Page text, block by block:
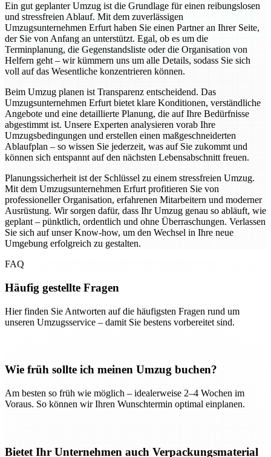
Ein gut geplanter Umzug ist die Grundlage für einen reibungslosen
und stressfreien Ablauf. Mit dem zuverlässigen
Umzugsunternehmen Erfurt haben Sie einen Partner an Ihrer Seite,
der Sie von Anfang an unterstützt. Egal, ob es um die
Terminplanung, die Gegenstandsliste oder die Organisation von
Helfern geht – wir kümmern uns um alle Details, sodass Sie sich
voll auf das Wesentliche konzentrieren können.
Beim Umzug planen ist Transparenz entscheidend. Das
Umzugsunternehmen Erfurt bietet klare Konditionen, verständliche
Angebote und eine detaillierte Planung, die auf Ihre Bedürfnisse
abgestimmt ist. Unsere Experten analysieren vorab Ihre
Umzugsbedingungen und erstellen einen maßgeschneiderten
Ablaufplan – so wissen Sie jederzeit, was auf Sie zukommt und
können sich entspannt auf den nächsten Lebensabschnitt freuen.
Planungssicherheit ist der Schlüssel zu einem stressfreien Umzug.
Mit dem Umzugsunternehmen Erfurt profitieren Sie von
professioneller Organisation, erfahrenen Mitarbeitern und moderner
Ausrüstung. Wir sorgen dafür, dass Ihr Umzug genau so abläuft, wie
geplant – pünktlich, ordentlich und ohne Überraschungen. Verlassen
Sie sich auf unser Know-how, um den Wechsel in Ihre neue
Umgebung erfolgreich zu gestalten.
FAQ
Häufig gestellte Fragen
Hier finden Sie Antworten auf die häufigsten Fragen rund um
unseren Umzugsservice – damit Sie bestens vorbereitet sind.
Wie früh sollte ich meinen Umzug buchen?
Am besten so früh wie möglich – idealerweise 2–4 Wochen im
Voraus. So können wir Ihren Wunschtermin optimal einplanen.
Bietet Ihr Unternehmen auch Verpackungsmaterial